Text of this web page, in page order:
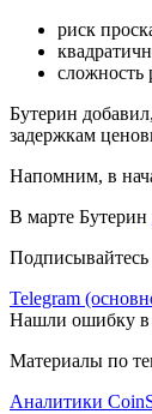
риск
сложность
Бутерин
задержкам
Напомним, в
В марте Бутерин
Telegram
Нашли ошибку в
Материалы по
Аналитики